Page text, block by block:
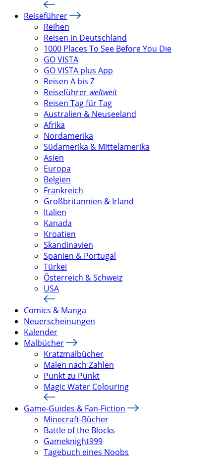
Reiseführer
Reihen
Reisen in Deutschland
1000 Places To See Before You Die
GO VISTA
GO VISTA plus App
Reisen A bis Z
Reiseführer weltweit
Reisen Tag für Tag
Australien & Neuseeland
Afrika
Nordamerika
Südamerika & Mittelamerika
Asien
Europa
Belgien
Frankreich
Großbritannien & Irland
Italien
Kanada
Kroatien
Skandinavien
Spanien & Portugal
Türkei
Österreich & Schweiz
USA
Comics & Manga
Neuerscheinungen
Kalender
Malbücher
Kratzmalbücher
Malen nach Zahlen
Punkt zu Punkt
Magic Water Colouring
Game-Guides & Fan-Fiction
Minecraft-Bücher
Battle of the Blocks
Gameknight999
Tagebuch eines Noobs